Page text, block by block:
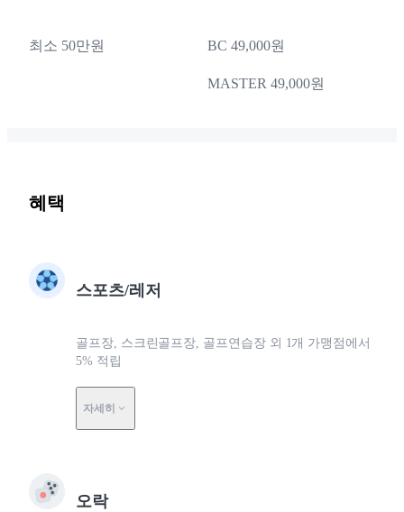
최소 50만원 BC 49,000원
MASTER 49,000원
혜택
스포츠/레저
골프장, 스크린골프장, 골프연습장 외 1개 가맹점에서
5% 적립
자세히
오락